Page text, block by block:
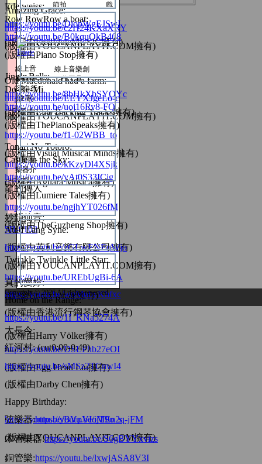
Amazing Grace:
https://youtu.be/c2H24KXaXRY
(版權由YOUCANPLAYIT.COM擁有)
Old Macdonald had a farm:
https://youtu.be/EEYXJgeLo-c
(版權由YOUCANPLAYIT.COM擁有)
https://youtu.be/f1-02WBB_to
(版權由Visual Musical Minds擁有)
龍的傳人
https://youtu.be/ngjhYT026fM
(版權由TheGuzheng Shop擁有)
Twinkle Twinkle Little Star:
https://youtu.be/UREbUgBi-6A
(版權由urokimusic擁有)
大長今:
https://youtu.be/DSLPhb27eOI
(版權由Egg Head Liu擁有)
Happy Birthday:
https://youtu.be/BVpVIoM9o_s
(版權由YOUCANPLAYIT.COM擁有)
Edelweiss:
https://youtu.be/DiopWgEJSwI
(版權由FredFluteMUSIC擁有)
Jingle Bells:
https://youtu.be/8bHkXbSYOYc
(版權由Elite Backing Tracks擁有)
Tonari No Totoro:
https://youtu.be/kKzyDl4XSjk
(版權由Aguará Música擁有)
妙韻仙音:
5B-0103
(版權由英利音樂有限公司擁有)
真的愛妳:
https://youtu.be/wnMubyKhfxc
(版權由香港流行鋼琴協會擁有)
紅河村: (cut0:00-0:49)
https://youtu.be/sMSz2TCnwI4
(版權由Darby Chen擁有)
弦樂器:https://youtu.be/ijTEn2q-jFM
木管樂器:https://youtu.be/S6gBYYxvizs
銅管樂:https://youtu.be/lxwjASA8V3I
Row RowRow a boat:
https://youtu.be/B0kquQkB468
(版權由Piano Stop擁有)
Do-Re-Mi
https://youtu.be/uoj16Ry8-FQ
(版權由ThePianoSpeaks擁有)
Castle in the Sky:
https://youtu.be/yAt0S33ICjg
(版權由Lumiere Tales擁有)
Auld Lang Syne:
https://youtu.be/zGLwENEqWjo
(版權由YOUCANPLAYIT.COM擁有)
Home on the Range:
https://youtu.be/1I_KNa5274A
(版權由Harry Völker擁有)
節拍
戲
線上音
樂軟件
(須自行
註冊)
線上音樂創
作工具
中樂團-
樂器介
紹
English
數學
常識
視覺藝術
音樂
德育及公民教育
普通話
資訊科技
體育
Copyright © 2026 All rights reserved.